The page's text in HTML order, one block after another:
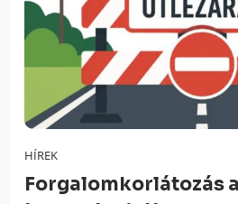
HÍREK
Forgalomkorlátozás